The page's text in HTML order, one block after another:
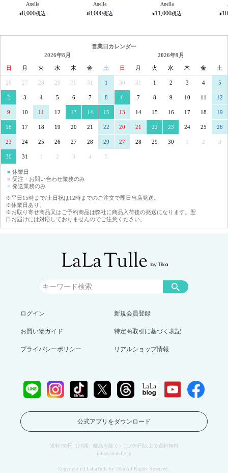
Anella
8,000
Anella
8,000
Anella
11,000
営業日カレンダー
2026年8月
日 月 火 水 木 金 土
26 27 28 29 30 31 1
2 3 4 5 6 7 8
9 10 11 12 13 14 15
16 17 18 19 20 21 22
23 24 25 26 27 28 29
30 31 1 2 3 4 5
2026年9月
日 月 火 水 木 金 土
30 31 1 2 3 4 5
6 7 8 9 10 11 12
13 14 15 16 17 18 19
20 21 22 23 24 25 26
27 28 29 30 1 2 3
■ 休業日
■ 受注・お問い合わせ業務のみ
■ 発送業務のみ
※平日15時まで/土日祝は12時までのご注文で即日当店発送。
※休業日あり。
※お取り寄せ商品又はご予約商品は弊社に商品入荷後の発送になります。翌
日お届けには対応しておりませんのでご注意ください。
ログイン 新規会員登録
お買い物ガイド 特定商取引に基づく表記
プライバシーポリシー リアルショップ情報
公式アプリをダウンロード
送料799円（沖縄、離島を除く）12,000円以上で送料無料
info@lalatulle.jp
Copyright (c) LaLaTulle by Tika All Rights Reserved..